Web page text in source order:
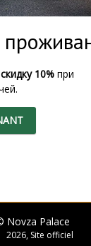
скидку 10% при
Novza Palace
2026, Site officiel